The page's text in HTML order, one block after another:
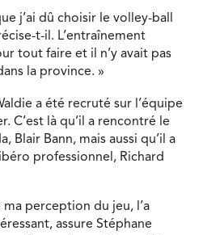
j’ai dû choisir le volley-ball
t-il. L’entraînement
tout faire et il n’y avait pas
la province. »
a été recruté sur l’équipe
C’est là qu’il a rencontré le
Blair Bann, mais aussi qu’il a
professionnel, Richard
ma perception du jeu, l’a
assure Stéphane